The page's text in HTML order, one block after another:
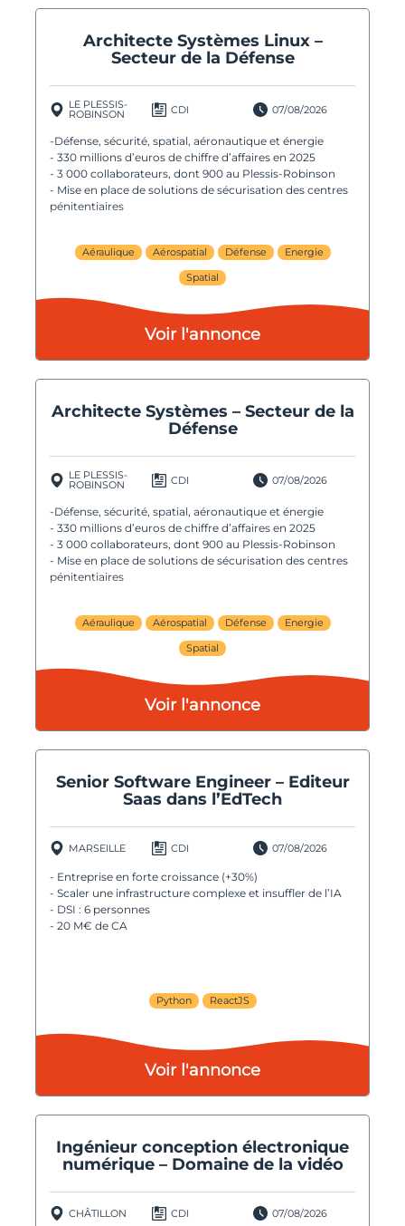
Architecte Systèmes Linux –
Secteur de la Défense
LE PLESSIS-
ROBINSON CDI 07/08/2026
-Défense, sécurité, spatial, aéronautique et énergie
- 330 millions d’euros de chiffre d’affaires en 2025
- 3 000 collaborateurs, dont 900 au Plessis-Robinson
- Mise en place de solutions de sécurisation des centres
pénitentiaires
Aéraulique Aérospatial Défense
Energie
Spatial
Voir l'annonce
Architecte Systèmes – Secteur de la
Défense
LE PLESSIS-
ROBINSON CDI 07/08/2026
-Défense, sécurité, spatial, aéronautique et énergie
- 330 millions d’euros de chiffre d’affaires en 2025
- 3 000 collaborateurs, dont 900 au Plessis-Robinson
- Mise en place de solutions de sécurisation des centres
pénitentiaires
Aéraulique Aérospatial Défense
Energie
Spatial
Voir l'annonce
Senior Software Engineer – Editeur
Saas dans l’EdTech
MARSEILLE CDI 07/08/2026
- Entreprise en forte croissance (+30%)
- Scaler une infrastructure complexe et insuffler de l’IA
- DSI : 6 personnes
- 20 M€ de CA
Python ReactJS
Voir l'annonce
Ingénieur conception électronique
numérique – Domaine de la vidéo
CHÂTILLON CDI 07/08/2026